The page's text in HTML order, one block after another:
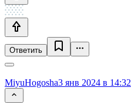
Ответить
MiyuHogosha3 янв 2024 в 14:32